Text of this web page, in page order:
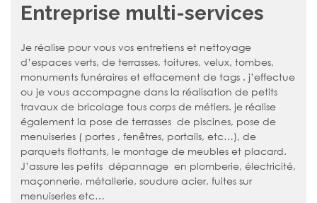
Entreprise multi-services
Je réalise pour vous vos entretiens et nettoyage
d’espaces verts, de terrasses, toitures, velux, tombes,
monuments funéraires et effacement de tags . j’effectue
ou je vous accompagne dans la réalisation de petits
travaux de bricolage tous corps de métiers. je réalise
également la pose de terrasses de piscines, pose de
menuiseries ( portes , fenêtres, portails, etc…), de
parquets flottants, le montage de meubles et placard.
J’assure les petits dépannage en plomberie, électricité,
maçonnerie, métallerie, soudure acier, fuites sur
menuiseries etc…